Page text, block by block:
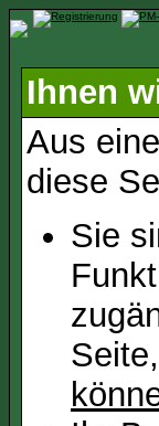
Ihnen
Aus
diese
Sie